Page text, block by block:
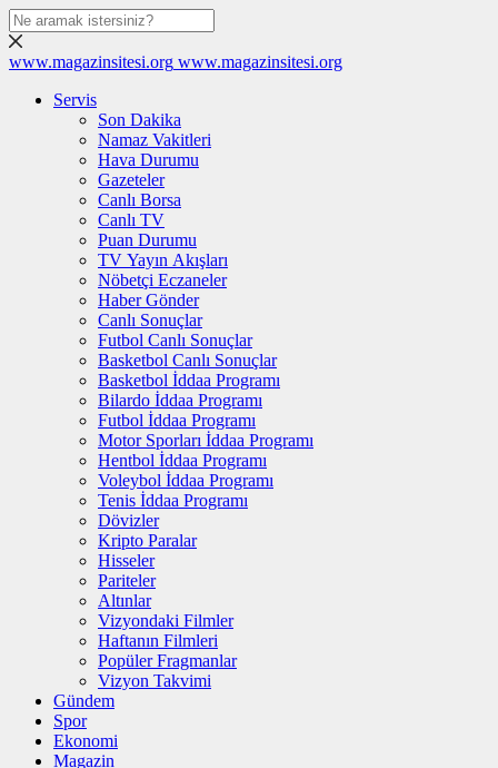
www.magazinsitesi.org www.magazinsitesi.org
Servis
Son Dakika
Namaz Vakitleri
Hava Durumu
Gazeteler
Canlı Borsa
Canlı TV
Puan Durumu
TV Yayın Akışları
Nöbetçi Eczaneler
Haber Gönder
Canlı Sonuçlar
Futbol Canlı Sonuçlar
Basketbol Canlı Sonuçlar
Basketbol İddaa Programı
Bilardo İddaa Programı
Futbol İddaa Programı
Motor Sporları İddaa Programı
Hentbol İddaa Programı
Voleybol İddaa Programı
Tenis İddaa Programı
Dövizler
Kripto Paralar
Hisseler
Pariteler
Altınlar
Vizyondaki Filmler
Haftanın Filmleri
Popüler Fragmanlar
Vizyon Takvimi
Gündem
Spor
Ekonomi
Magazin